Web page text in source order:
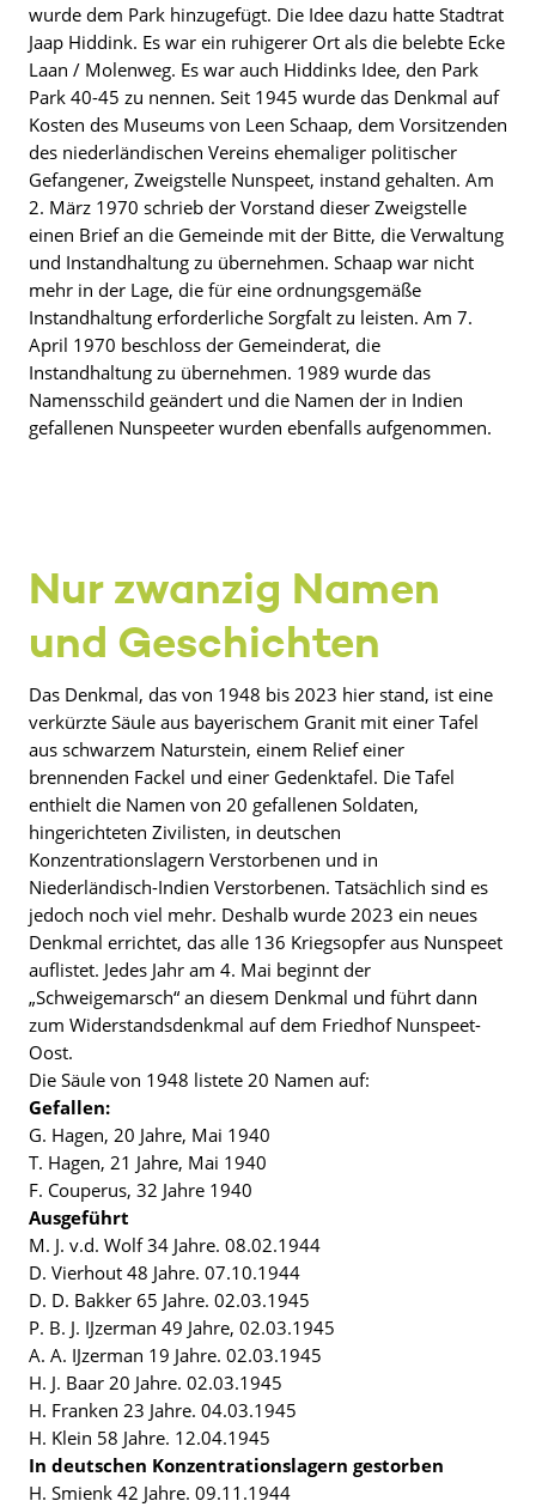
wurde dem Park hinzugefügt. Die Idee dazu hatte Stadtrat
Jaap Hiddink. Es war ein ruhigerer Ort als die belebte Ecke
Laan / Molenweg. Es war auch Hiddinks Idee, den Park
Park 40-45 zu nennen. Seit 1945 wurde das Denkmal auf
Kosten des Museums von Leen Schaap, dem Vorsitzenden
des niederländischen Vereins ehemaliger politischer
Gefangener, Zweigstelle Nunspeet, instand gehalten. Am
2. März 1970 schrieb der Vorstand dieser Zweigstelle
einen Brief an die Gemeinde mit der Bitte, die Verwaltung
und Instandhaltung zu übernehmen. Schaap war nicht
mehr in der Lage, die für eine ordnungsgemäße
Instandhaltung erforderliche Sorgfalt zu leisten. Am 7.
April 1970 beschloss der Gemeinderat, die
Instandhaltung zu übernehmen. 1989 wurde das
Namensschild geändert und die Namen der in Indien
gefallenen Nunspeeter wurden ebenfalls aufgenommen.
Nur zwanzig Namen
und Geschichten
Das Denkmal, das von 1948 bis 2023 hier stand, ist eine
verkürzte Säule aus bayerischem Granit mit einer Tafel
aus schwarzem Naturstein, einem Relief einer
brennenden Fackel und einer Gedenktafel. Die Tafel
enthielt die Namen von 20 gefallenen Soldaten,
hingerichteten Zivilisten, in deutschen
Konzentrationslagern Verstorbenen und in
Niederländisch-Indien Verstorbenen. Tatsächlich sind es
jedoch noch viel mehr. Deshalb wurde 2023 ein neues
Denkmal errichtet, das alle 136 Kriegsopfer aus Nunspeet
auflistet. Jedes Jahr am 4. Mai beginnt der
„Schweigemarsch“ an diesem Denkmal und führt dann
zum Widerstandsdenkmal auf dem Friedhof Nunspeet-
Oost.
Die Säule von 1948 listete 20 Namen auf:
Gefallen:
G. Hagen, 20 Jahre, Mai 1940
T. Hagen, 21 Jahre, Mai 1940
F. Couperus, 32 Jahre 1940
Ausgeführt
M. J. v.d. Wolf 34 Jahre. 08.02.1944
D. Vierhout 48 Jahre. 07.10.1944
D. D. Bakker 65 Jahre. 02.03.1945
P. B. J. IJzerman 49 Jahre, 02.03.1945
A. A. IJzerman 19 Jahre. 02.03.1945
H. J. Baar 20 Jahre. 02.03.1945
H. Franken 23 Jahre. 04.03.1945
H. Klein 58 Jahre. 12.04.1945
In deutschen Konzentrationslagern gestorben
H. Smienk 42 Jahre. 09.11.1944